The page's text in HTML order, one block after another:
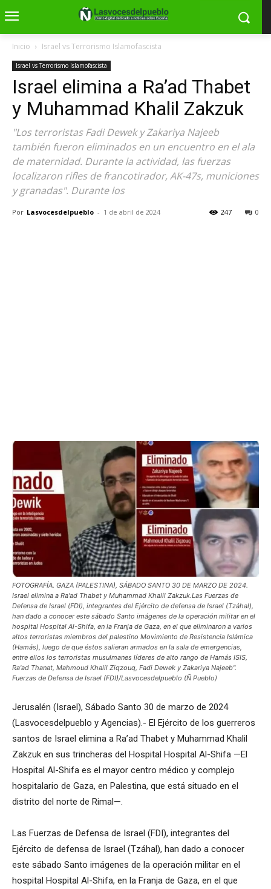
Inicio Israel vs Terrorismo Islamofascista
Israel vs Terrorismo Islamofascista
Israel elimina a Ra’ad Thabet
y Muhammad Khalil Zakzuk
"Los terroristas Fadi Dewek y Zakariya Najeeb
también fueron eliminados en un encuentro en el ala
de maternidad. Durante la actividad, las fuerzas
localizaron rifles de francotirador, AK-47s, municiones
y granadas". Durante los
Por Lasvocesdelpueblo - 1 de abril de 2024 0
247
FOTOGRAFÍA. GAZA (PALESTINA), SÁBADO SANTO 30 DE MARZO DE 2024.
Israel elimina a Ra'ad Thabet y Muhammad Khalil Zakzuk.Las Fuerzas de
Defensa de Israel (FDI), integrantes del Ejército de defensa de Israel (Tzáhal),
han dado a conocer este sábado Santo imágenes de la operación militar en el
hospital Hospital Al-Shifa, en la Franja de Gaza, en el que eliminaron a varios
altos terroristas miembros del palestino Movimiento de Resistencia Islámica
(Hamás), luego de que éstos salieran armados en la sala de emergencias,
entre ellos los terroristas musulmanes líderes de alto rango de Hamás ISIS,
Ra'ad Thanat, Mahmoud Khalil Ziqzouq, Fadi Dewek y Zakariya Najeeb".
Fuerzas de Defensa de Israel (FDI)/Lasvocesdelpueblo (Ñ Pueblo)
Jerusalén (Israel), Sábado Santo 30 de marzo de 2024
(Lasvocesdelpueblo y Agencias).- El Ejército de los guerreros
santos de Israel elimina a Ra’ad Thabet y Muhammad Khalil
Zakzuk en sus trincheras del Hospital Hospital Al-Shifa —El
Hospital Al-Shifa es el mayor centro médico y complejo
hospitalario de Gaza, en Palestina, que está situado en el
distrito del norte de Rimal—.
Las Fuerzas de Defensa de Israel (FDI), integrantes del
Ejército de defensa de Israel (Tzáhal), han dado a conocer
este sábado Santo imágenes de la operación militar en el
hospital Hospital Al-Shifa, en la Franja de Gaza, en el que